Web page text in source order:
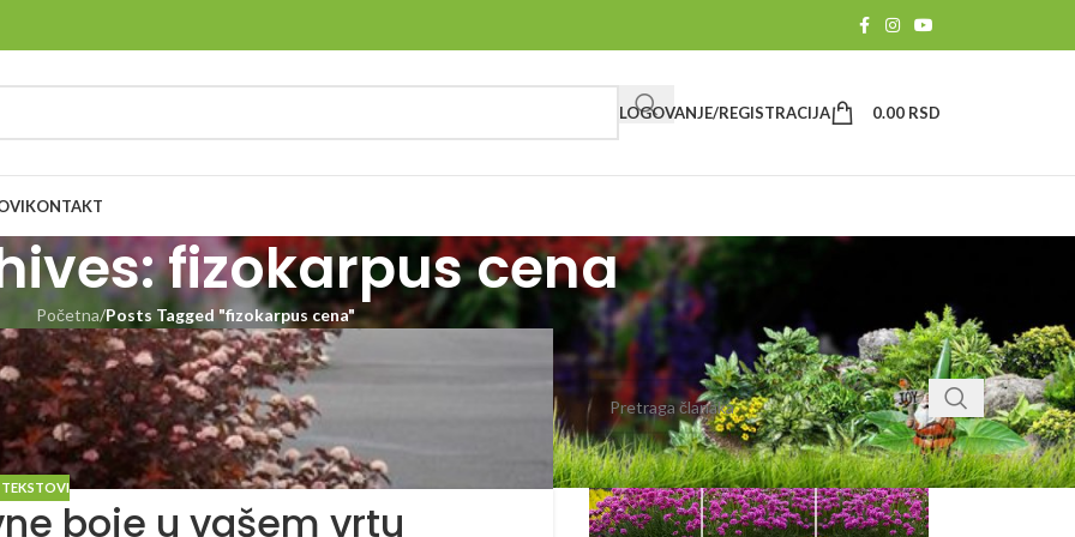
LOGOVANJE/REGISTRACIJA 0.00 RSD
KONTAKT
fizokarpus cena
Početna/Posts Tagged "fizokarpus cena"
TEKSTOVI
boje u vašem vrtu
PRETRAGA